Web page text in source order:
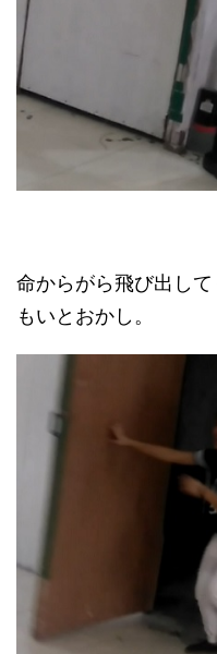
命からがら飛び出し
もいとおかし。